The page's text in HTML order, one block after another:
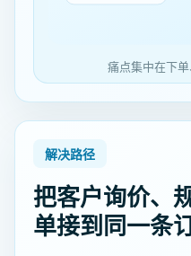
痛点集中在下
解决路径
把客户询价、
单接到同一条